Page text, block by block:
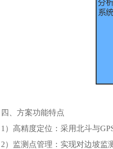
四、方案功能特点
1）高精度定位：采用北斗与
2）监测点管理：实现对边坡监